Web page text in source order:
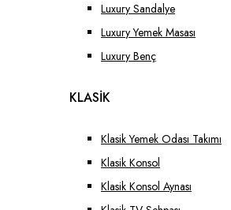
Luxury Sandalye
Luxury Yemek Masası
Luxury Benç
KLASİK
Klasik Yemek Odası Takımı
Klasik Konsol
Klasik Konsol Aynası